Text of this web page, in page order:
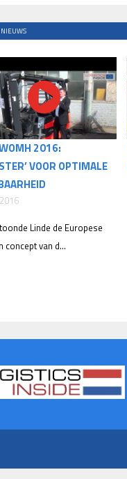
2016:
VOOR OPTIMALE
Linde de Europese
concept van d...